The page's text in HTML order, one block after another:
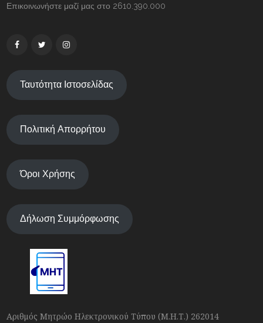
Επικοινωνήστε μαζί μας στο 2610.390.000
Ταυτότητα Ιστοσελίδας
Πολιτική Απορρήτου
Όροι Χρήσης
Δήλωση Συμμόρφωσης
Αριθμός Μητρώο Ηλεκτρονικού Τύπου (Μ.Η.Τ.) 262014